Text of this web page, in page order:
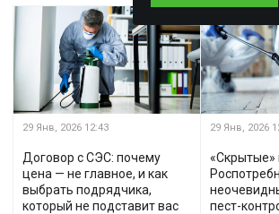
29 Янв, 2026 12:43
Договор с СЭС: почему
цена — не главное, и как
выбрать подрядчика,
который не подставит вас
29 Янв, 2026
пест-